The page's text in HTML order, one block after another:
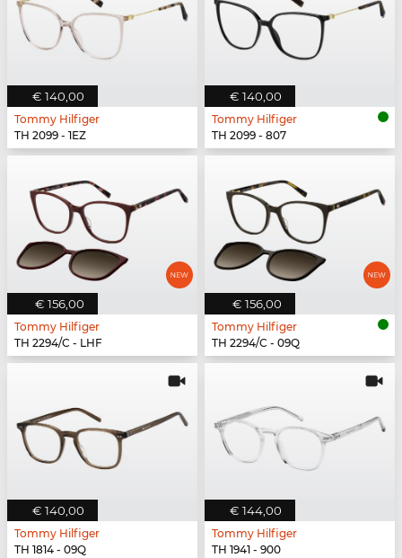
€ 140,00
Tommy Hilfiger
TH 2099 - 1EZ
€ 140,00
Tommy Hilfiger
TH 2099 - 807
€ 156,00
Tommy Hilfiger
TH 2294/C - LHF
€ 156,00
Tommy Hilfiger
TH 2294/C - 09Q
€ 140,00
Tommy Hilfiger
TH 1814 - 09Q
€ 144,00
Tommy Hilfiger
TH 1941 - 900